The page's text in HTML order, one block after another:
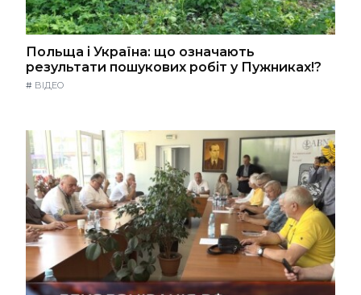
Польща і Україна: що означають
результати пошукових робіт у Пужниках!?
# ВІДЕО